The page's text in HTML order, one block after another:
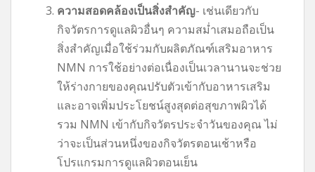
ความสอดคล้องเป็นสิ่งสำคัญ- เช่นเดียวกับ
กิจวัตรการดูแลผิวอื่นๆ ความสม่ำเสมอถือเป็น
สิ่งสำคัญเมื่อใช้ร่วมกับผลิตภัณฑ์เสริมอาหาร
NMN การใช้อย่างต่อเนื่องเป็นเวลานานจะช่วย
ให้ร่างกายของคุณปรับตัวเข้ากับอาหารเสริม
และอาจเพิ่มประโยชน์สูงสุดต่อสุขภาพผิวได้
รวม NMN เข้ากับกิจวัตรประจำวันของคุณ ไม่
ว่าจะเป็นส่วนหนึ่งของกิจวัตรตอนเช้าหรือ
โปรแกรมการดูแลผิวตอนเย็น